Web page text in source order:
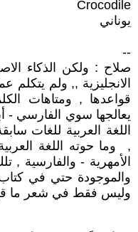
Crocodile
يوناني
--
صلاح : ولكن الذكاء
الانجليزية ,, ولم يتكلم
قواعدها , ومتاهات
يعالجها سوي الفارسي -
اللغة العربية للغات
, وما حوته اللغة
الأمهرية - والفارسية ,
والموجودة حتي في
وليس فقط في شعر ما